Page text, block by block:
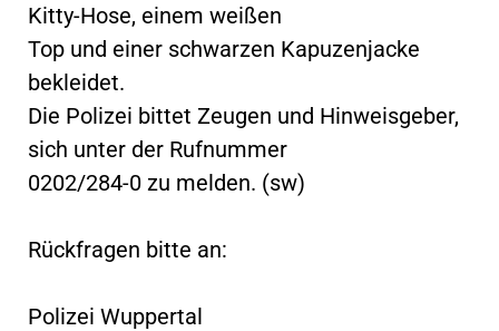
Kitty-Hose, einem weißen
Top und einer schwarzen Kapuzenjacke
bekleidet.
Die Polizei bittet Zeugen und Hinweisgeber,
sich unter der Rufnummer
0202/284-0 zu melden. (sw)
Rückfragen bitte an:
Polizei Wuppertal